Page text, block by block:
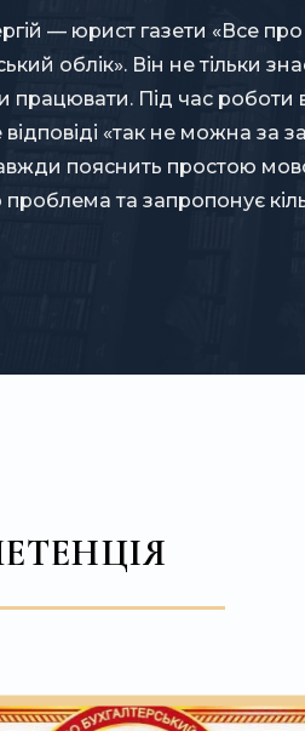
— юрист газети «Все про
облік». Він не тільки
працювати. Під час роботи
«так не можна за
пояснить простою
та запропонує